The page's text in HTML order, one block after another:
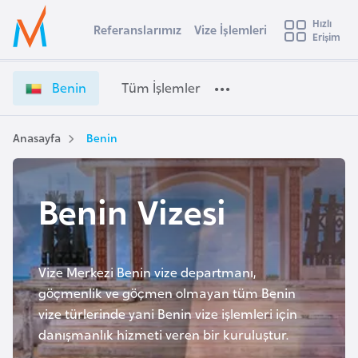
Ülke Seçimi
Başvuru yapmak istediğiniz ülkeyi seçin
Üye
Girişi
e
n
V
i
z
e
İ
ş
e
m
l
e
r
e
m
Referanslarımız Vize İşlemleri
Hızlı
Erişim
Benin Tüm İşlemler
Anasayfa Benin
Benin Vizesi
Vize Merkezi Benin vize departmanı,
göçmenlik ve göçmen olmayan tüm Benin
vize türlerinde yani Benin vize işlemleri için
danışmanlık hizmeti veren bir kuruluştur.
s
t
r
a
u
t
u
r
y